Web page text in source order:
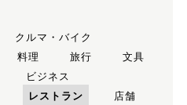
クルマ・バイク
料理 旅行
文具
ビジネス
レストラン
店舗